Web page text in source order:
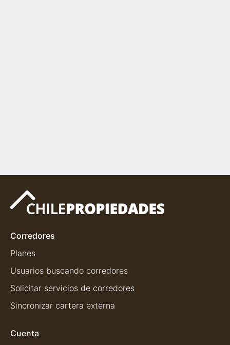
Corredores
Planes
Usuarios buscando corredores
Solicitar servicios de corredores
Sincronizar cartera externa
Cuenta